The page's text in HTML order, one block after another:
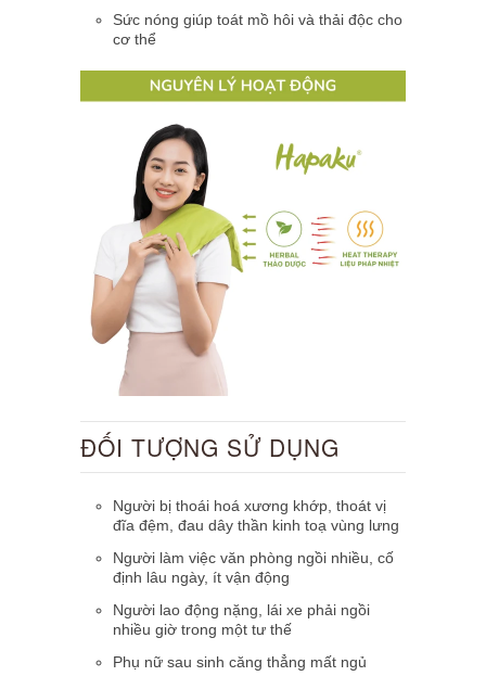
Sức nóng giúp toát mồ hôi và thải độc cho
cơ thể
ĐỐI TƯỢNG SỬ DỤNG
Người bị thoái hoá xương khớp, thoát vị
đĩa đệm, đau dây thần kinh toạ vùng lưng
Người làm việc văn phòng ngồi nhiều, cố
định lâu ngày, ít vận động
Người lao động nặng, lái xe phải ngồi
nhiều giờ trong một tư thế
Phụ nữ sau sinh căng thẳng mất ngủ